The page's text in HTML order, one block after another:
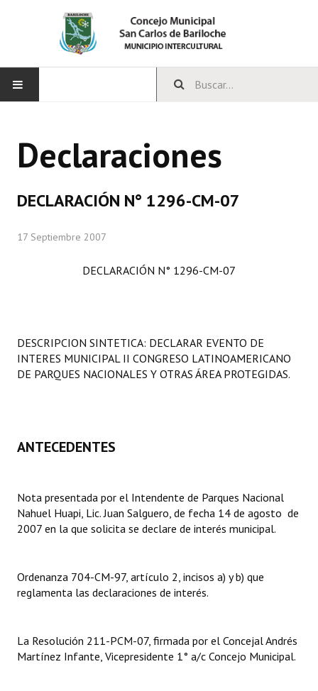
CONCEJO
Comisiones Permanentes
Comisiones Especiales
LEGISLACIÓN
Carta Orgánica 2007
Digesto
DOCUMENTOS
Proyectos Presentados
Dictámenes Asesoría Letrada
Declaraciones
DECLARACIÓN N° 1296-CM-07
17 Septiembre 2007
DECLARACIÓN N° 1296-CM-07
DESCRIPCION SINTETICA: DECLARAR EVENTO DE
INTERES MUNICIPAL II CONGRESO LATINOAMERICANO
DE PARQUES NACIONALES Y OTRAS ÁREA PROTEGIDAS.
ANTECEDENTES
Nota presentada por el Intendente de Parques Nacional
Nahuel Huapi, Lic. Juan Salguero, de fecha 14 de agosto de
2007 en la que solicita se declare de interés municipal.
Ordenanza 704-CM-97, artículo 2, incisos a) y b) que
reglamenta las declaraciones de interés.
La Resolución 211-PCM-07, firmada por el Concejal Andrés
Martínez Infante, Vicepresidente 1° a/c Concejo Municipal.